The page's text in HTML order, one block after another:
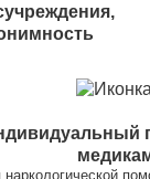
наркологической